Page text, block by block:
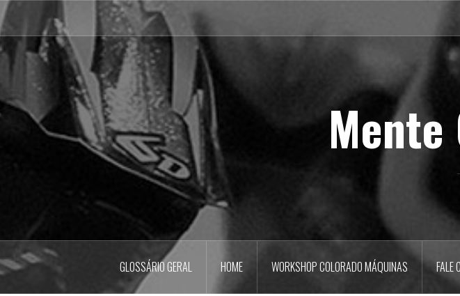
Pular
para
o
conteúdo
Mente
GLOSSÁRIO GERAL HOME WORKSHOP COLORADO MÁQUINAS FALE